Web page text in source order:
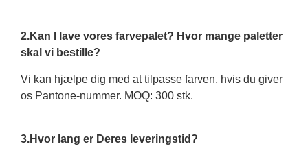
2.Kan I lave vores farvepalet? Hvor mange paletter
skal vi bestille?
Vi kan hjælpe dig med at tilpasse farven, hvis du giver
os Pantone-nummer. MOQ: 300 stk.
3.Hvor lang er Deres leveringstid?